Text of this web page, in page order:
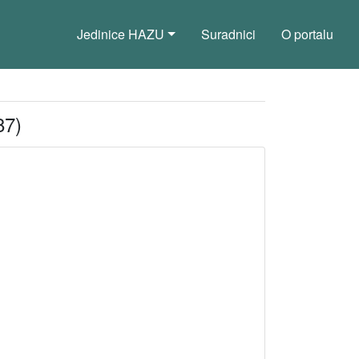
Jedinice HAZU Suradnici O portalu